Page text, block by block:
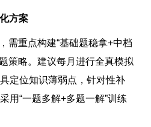
方案
需重点构建“基础题稳拿+中档
策略。建议每月进行全真模拟
定位知识薄弱点，针对性补
用“一题多解+多题一解”训练